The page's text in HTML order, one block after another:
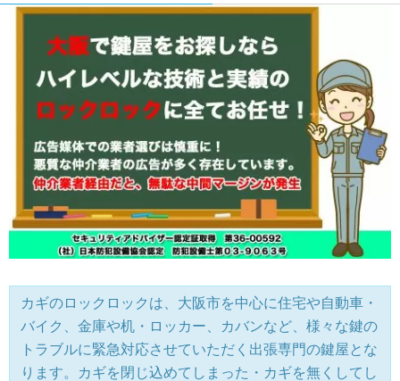
カギのロックロックは、大阪市を中心に住宅や自動車・
バイク、金庫や机・ロッカー、カバンなど、様々な鍵の
トラブルに緊急対応させていただく出張専門の鍵屋とな
ります。カギを閉じ込めてしまった・カギを無くしてし